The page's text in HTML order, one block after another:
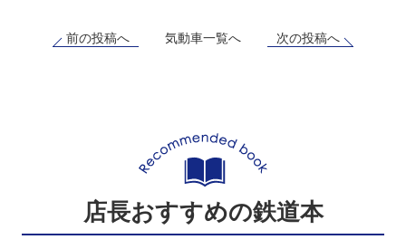
前の投稿へ 気動車一覧へ 次の投稿へ
店長おすすめの鉄道本